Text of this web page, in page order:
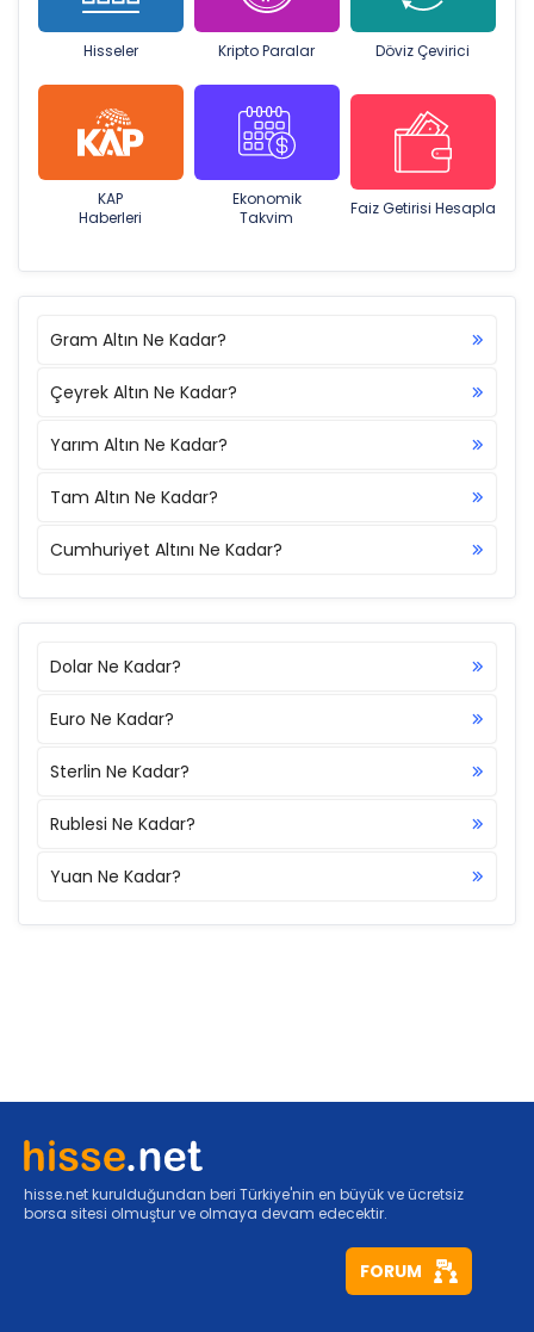
Hisseler Kripto Paralar Döviz Çevirici
KAP
Haberleri
Ekonomik
Takvim
Faiz Getirisi Hesapla
Gram Altın Ne Kadar?
Çeyrek Altın Ne Kadar?
Yarım Altın Ne Kadar?
Tam Altın Ne Kadar?
Cumhuriyet Altını Ne Kadar?
Dolar Ne Kadar?
Euro Ne Kadar?
Sterlin Ne Kadar?
Rublesi Ne Kadar?
Yuan Ne Kadar?
hisse.net kurulduğundan beri Türkiye'nin en büyük ve ücretsiz
borsa sitesi olmuştur ve olmaya devam edecektir.
FORUM